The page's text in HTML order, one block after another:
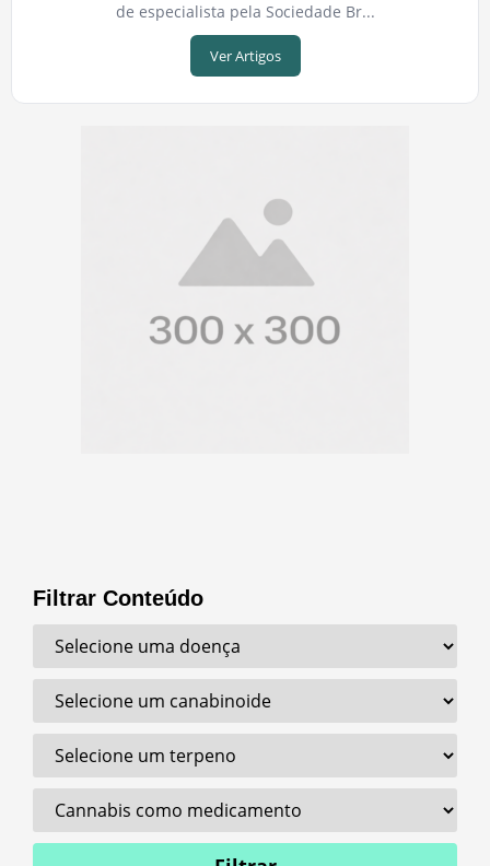
de especialista pela Sociedade Br...
Ver Artigos
Filtrar Conteúdo